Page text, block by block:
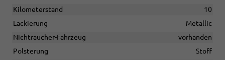
Kilometerstand
10
Lackierung
Metallic
Nichtraucher-Fahrzeug
vorhanden
Polsterung
Stoff